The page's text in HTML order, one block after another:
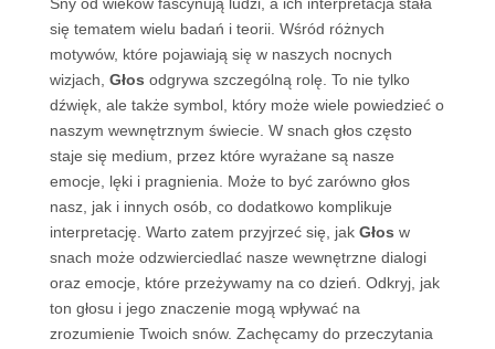
się tematem wielu badań i teorii. Wśród różnych
motywów, które pojawiają się w naszych nocnych
wizjach, Głos odgrywa szczególną rolę. To nie tylko
dźwięk, ale także symbol, który może wiele powiedzieć o
naszym wewnętrznym świecie. W snach głos często
staje się medium, przez które wyrażane są nasze
emocje, lęki i pragnienia. Może to być zarówno głos
nasz, jak i innych osób, co dodatkowo komplikuje
interpretację. Warto zatem przyjrzeć się, jak Głos w
snach może odzwierciedlać nasze wewnętrzne dialogi
oraz emocje, które przeżywamy na co dzień. Odkryj, jak
ton głosu i jego znaczenie mogą wpływać na
zrozumienie Twoich snów. Zachęcamy do przeczytania